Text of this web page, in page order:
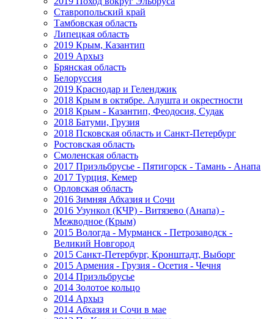
Ставропольский край
Тамбовская область
Липецкая область
2019 Крым, Казантип
2019 Архыз
Брянская область
Белоруссия
2019 Краснодар и Геленджик
2018 Крым в октябре. Алушта и окрестности
2018 Крым - Казантип, Феодосия, Судак
2018 Батуми, Грузия
2018 Псковская область и Санкт-Петербург
Ростовская область
Смоленская область
2017 Приэльбрусье - Пятигорск - Тамань - Анапа
2017 Турция, Кемер
Орловская область
2016 Зимняя Абхазия и Сочи
2016 Узункол (КЧР) - Витязево (Анапа) -
Межводное (Крым)
2015 Вологда - Мурманск - Петрозаводск -
Великий Новгород
2015 Санкт-Петербург, Кронштадт, Выборг
2015 Армения - Грузия - Осетия - Чечня
2014 Приэльбрусье
2014 Золотое кольцо
2014 Архыз
2014 Абхазия и Сочи в мае